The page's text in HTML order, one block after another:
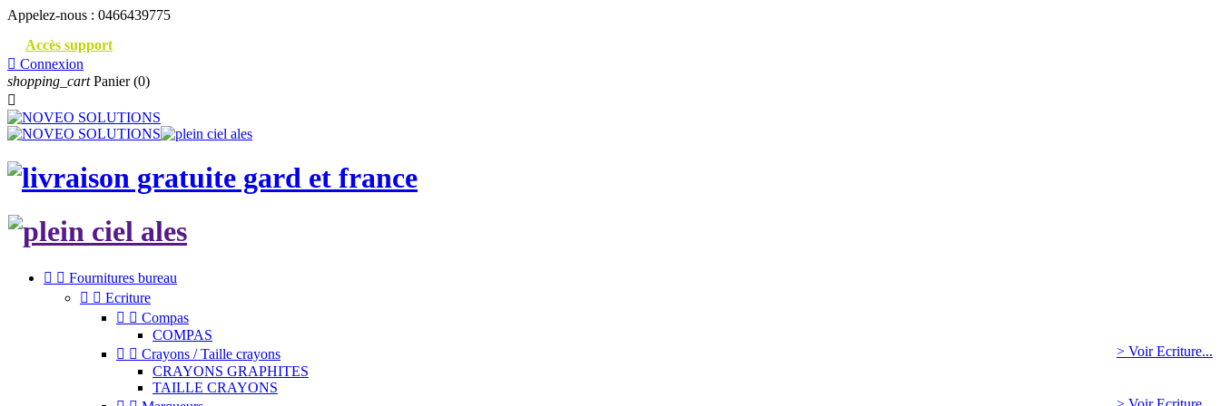
Appelez-nous : 0466439775
Accès support
 Connexion
shopping_cart Panier (0)

  Fournitures bureau
  Ecriture
  Compas
COMPAS
> Voir Ecriture...
  Crayons / Taille crayons
CRAYONS GRAPHITES
TAILLE CRAYONS